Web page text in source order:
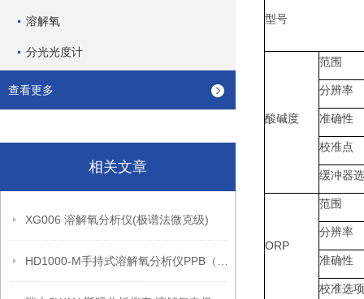
溶解氧
分光光度计
查看更多
相关文章
XG006 溶解氧分析仪(极谱法微克级)
型号
酸碱度
范围
分辨率
准确性
校准点
缓冲器
ORP
范围
分辨率
准确性
校准选项